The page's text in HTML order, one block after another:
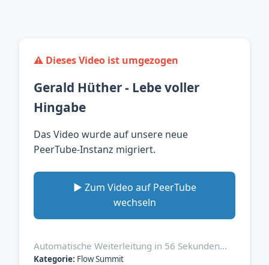
⚠️ Dieses Video ist umgezogen
Gerald Hüther - Lebe voller
Hingabe
Das Video wurde auf unsere neue
PeerTube-Instanz migriert.
▶️ Zum Video auf PeerTube
wechseln
Automatische Weiterleitung in 56 Sekunden…
Kategorie: Flow Summit